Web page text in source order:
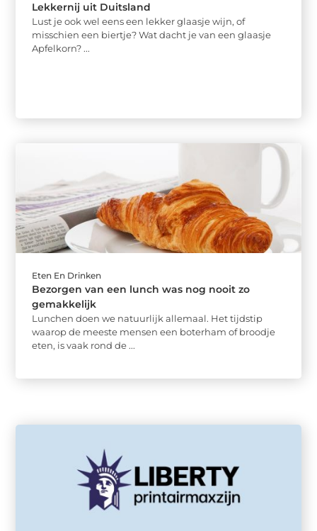
Lekkernij uit Duitsland
Lust je ook wel eens een lekker glaasje wijn, of
misschien een biertje? Wat dacht je van een glaasje
Apfelkorn? ...
Eten En Drinken
Bezorgen van een lunch was nog nooit zo
gemakkelijk
Lunchen doen we natuurlijk allemaal. Het tijdstip
waarop de meeste mensen een boterham of broodje
eten, is vaak rond de ...